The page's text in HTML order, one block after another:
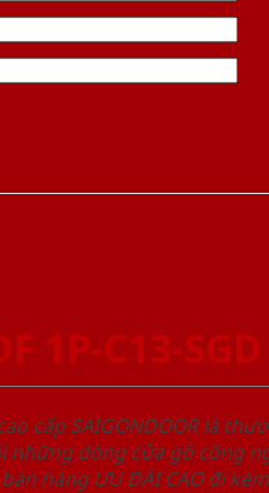
1P-C13-SGD
cấp SAIGONDOOR là
những dòng cửa gỗ công
hàng ƯU ĐÃI CAO đi